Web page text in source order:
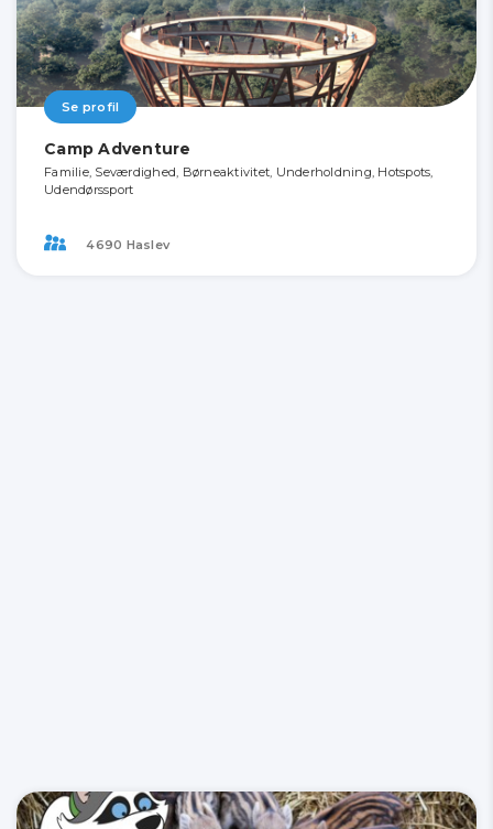
Se profil
Camp Adventure
Familie, Seværdighed, Børneaktivitet, Underholdning, Hotspots,
Udendørssport
4690 Haslev